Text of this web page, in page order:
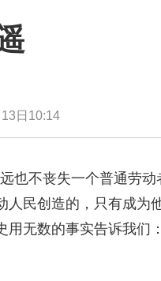
日10:14
也不丧失一个普通劳动
人民创造的，只有成为
用无数的事实告诉我们